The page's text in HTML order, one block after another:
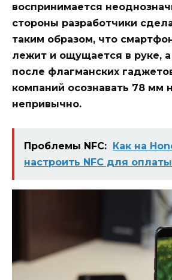
воспринимается
стороны разработчики
таким образом, что
лежит и ощущается в руке, а
после флагманских
компаний осознавать 78 мм
непривычно.
Проблемы NFC:
Как на
настроить NFC для